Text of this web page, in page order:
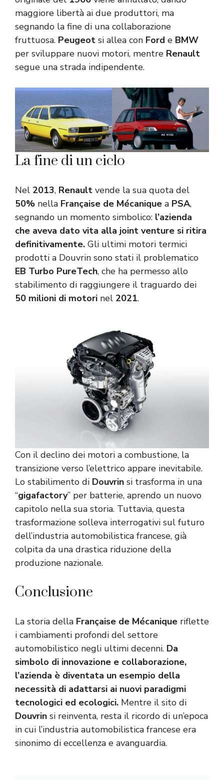
maggiore libertà ai due produttori, ma
segnando la fine di una collaborazione
fruttuosa. Peugeot si allea con Ford e BMW
per sviluppare nuovi motori, mentre Renault
segue una strada indipendente.
La fine di un ciclo
Nel 2013, Renault vende la sua quota del
50% nella Française de Mécanique a PSA,
segnando un momento simbolico: l’azienda
che aveva dato vita alla joint venture si ritira
definitivamente. Gli ultimi motori termici
prodotti a Douvrin sono stati il problematico
EB Turbo PureTech, che ha permesso allo
stabilimento di raggiungere il traguardo dei
50 milioni di motori nel 2021.
Con il declino dei motori a combustione, la
transizione verso l’elettrico appare inevitabile.
Lo stabilimento di Douvrin si trasforma in una
“gigafactory” per batterie, aprendo un nuovo
capitolo nella sua storia. Tuttavia, questa
trasformazione solleva interrogativi sul futuro
dell’industria automobilistica francese, già
colpita da una drastica riduzione della
produzione nazionale.
Conclusione
La storia della Française de Mécanique riflette
i cambiamenti profondi del settore
automobilistico negli ultimi decenni. Da
simbolo di innovazione e collaborazione,
l’azienda è diventata un esempio della
necessità di adattarsi ai nuovi paradigmi
tecnologici ed ecologici. Mentre il sito di
Douvrin si reinventa, resta il ricordo di un’epoca
in cui l’industria automobilistica francese era
sinonimo di eccellenza e avanguardia.